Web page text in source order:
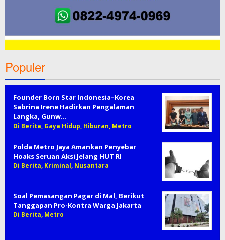
Populer
Founder Born Star Indonesia–Korea
Sabrina Irene Hadirkan Pengalaman
Langka, Gunw…
Di Berita, Gaya Hidup, Hiburan, Metro
Polda Metro Jaya Amankan Penyebar
Hoaks Seruan Aksi Jelang HUT RI
Di Berita, Kriminal, Nusantara
Soal Pemasangan Pagar di Mal, Berikut
Tanggapan Pro-Kontra Warga Jakarta
Di Berita, Metro